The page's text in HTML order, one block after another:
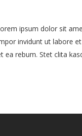
ipsum dolor sit
invidunt ut labore
rebum. Stet clita